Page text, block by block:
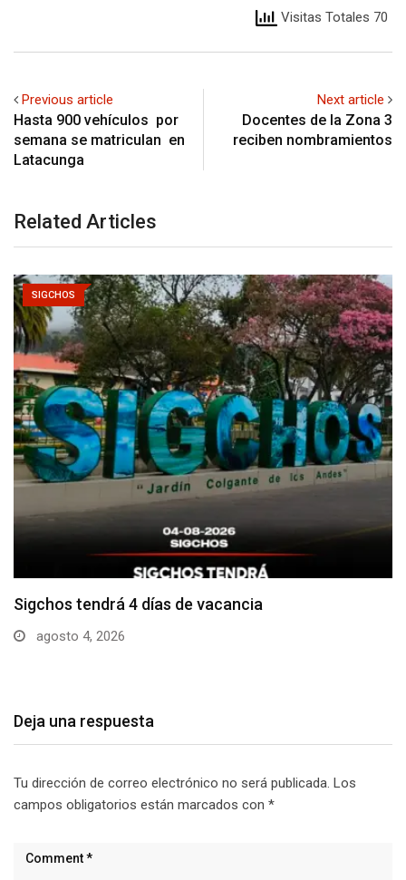
Visitas Totales 70
Previous article
Hasta 900 vehículos por
semana se matriculan en
Latacunga
Next article
Docentes de la Zona 3
reciben nombramientos
Related Articles
SIGCHOS
Sigchos invertirá cerca de USD 200 mil en…
agosto 3, 2026
Deja una respuesta
Tu dirección de correo electrónico no será publicada. Los
campos obligatorios están marcados con *